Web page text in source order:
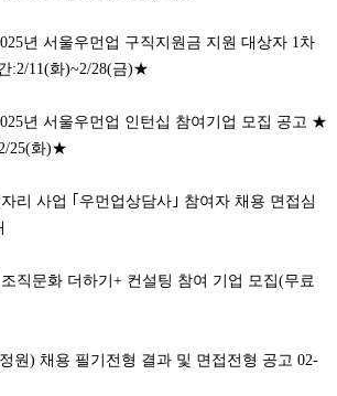
년 서울우먼업 구직지원금 지원 대상자 1차
:2/11(화)~2/28(금)★
년 서울우먼업 인턴십 참여기업 모집 공고 ★
25(화)★
리 사업 ｢우먼업상담사｣ 참여자 채용 면접심
직문화 더하기+ 컨설팅 참여 기업 모집(무료
원) 채용 필기전형 결과 및 면접전형 공고 02-